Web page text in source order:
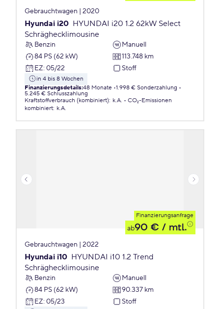
Gebrauchtwagen | 2020
Hyundai i20 HYUNDAI i20 1.2 62kW Select
Schräghecklimousine
Benzin
Manuell
84 PS (62 kW)
113.748 km
EZ: 05/22 Stoff
in 4 bis 8 Wochen
Finanzierungsdetails:48 Monate 1.998 € Sonderzahlung
5.245 € Schlusszahlung
Kraftstoffverbrauch (kombiniert): k.A.
CO₂-Emissionen
kombiniert: k.A.
Finanzierungsanfrage
ab90 € / mtl.
Gebrauchtwagen | 2022
Hyundai i10 HYUNDAI i10 1.2 Trend
Schräghecklimousine
Benzin
Manuell
84 PS (62 kW)
90.337 km
EZ: 05/23 Stoff